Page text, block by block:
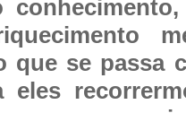
que se passa
eles